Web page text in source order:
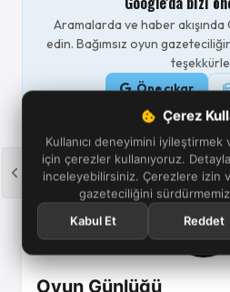
Çerez
Kullanıcı deneyimini
için çerezler kullanıyoruz.
inceleyebilirsiniz. Çerezlere izin
gazeteciliğini
Kabul Et
Reddet
Aramalarda ve haber
edin. Bağımsız oyun
Öne çıkar
Oyun Günlüğü